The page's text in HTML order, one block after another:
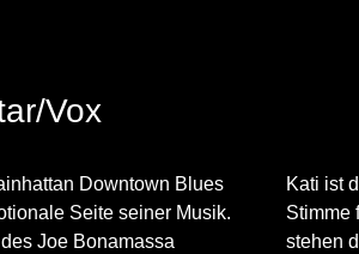
Vox
Downtown Blues
Seite seiner Musik.
Joe Bonamassa
Kati ist
Stimme
stehen